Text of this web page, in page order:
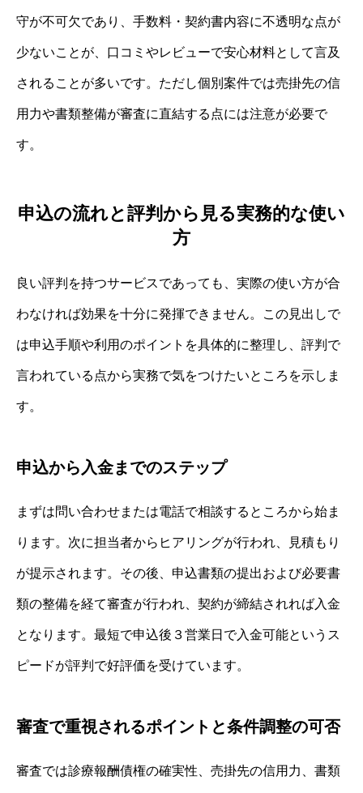
守が不可欠であり、手数料・契約書内容に不透明な点が
少ないことが、口コミやレビューで安心材料として言及
されることが多いです。ただし個別案件では売掛先の信
用力や書類整備が審査に直結する点には注意が必要で
す。
申込の流れと評判から見る実務的な使い
方
良い評判を持つサービスであっても、実際の使い方が合
わなければ効果を十分に発揮できません。この見出しで
は申込手順や利用のポイントを具体的に整理し、評判で
言われている点から実務で気をつけたいところを示しま
す。
申込から入金までのステップ
まずは問い合わせまたは電話で相談するところから始ま
ります。次に担当者からヒアリングが行われ、見積もり
が提示されます。その後、申込書類の提出および必要書
類の整備を経て審査が行われ、契約が締結されれば入金
となります。最短で申込後３営業日で入金可能というス
ピードが評判で好評価を受けています。
審査で重視されるポイントと条件調整の可否
審査では診療報酬債権の確実性、売掛先の信用力、書類